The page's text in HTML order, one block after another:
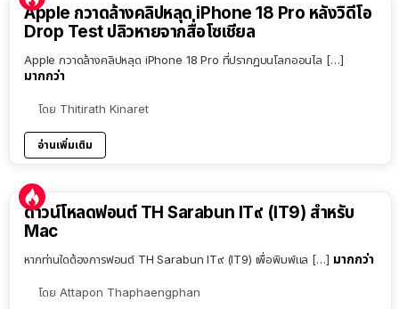
Apple กวาดล้างคลิปหลุด iPhone 18 Pro หลังวิดีโอ
Drop Test ปลิวหายจากสื่อโซเชียล
Apple กวาดล้างคลิปหลุด iPhone 18 Pro ที่ปรากฏบนโลกออนไล […]
มากกว่า
โดย Thitirath Kinaret
อ่านเพิ่มเติม
ดาวน์โหลดฟอนต์ TH Sarabun IT๙ (IT9) สำหรับ
Mac
หากท่านใดต้องการฟอนต์ TH Sarabun IT๙ (IT9) เพื่อพิมพ์แล […] มากกว่า
โดย Attapon Thaphaengphan